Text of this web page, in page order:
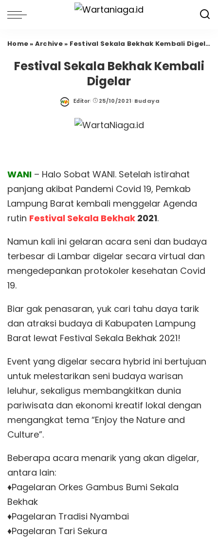
Home » Archive» Festival Sekala Bekhak Kembali Digelar
Festival Sekala Bekhak Kembali
Digelar
Posted
Editor 25/10/2021 Budaya
WANI – Halo Sobat WANI. Setelah istirahat
panjang akibat Pandemi Covid 19, Pemkab
Lampung Barat kembali menggelar Agenda
rutin Festival Sekala Bekhak 2021.
Namun kali ini gelaran acara seni dan budaya
terbesar di Lambar digelar secara virtual dan
mengedepankan protokoler kesehatan Covid
19.
Biar gak penasaran, yuk cari tahu daya tarik
dan atraksi budaya di Kabupaten Lampung
Barat lewat Festival Sekala Bekhak 2021!
Event yang digelar secara hybrid ini bertujuan
untuk melestarikan seni budaya warisan
leluhur, sekaligus membangkitkan dunia
pariwisata dan ekonomi kreatif lokal dengan
mengangkat tema “Enjoy the Nature and
Culture”.
Beberapa acara menarik yang akan digelar,
antara lain:
♦️Pagelaran Orkes Gambus Bumi Sekala
Bekhak
♦️Pagelaran Tradisi Nyambai
♦️Pagelaran Tari Sekura